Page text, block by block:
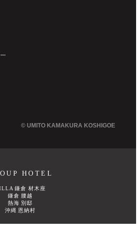
© UMITO KAMAKURA KOSHIGOE
HOTEL
鎌倉 材木座
鎌倉 腰越
熱海 別邸
沖縄 恩納村